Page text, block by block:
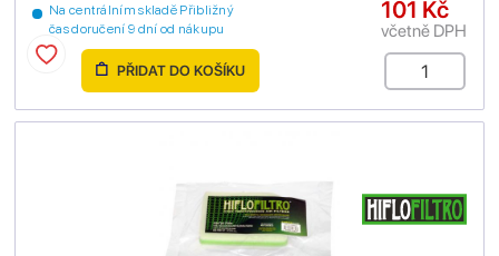
Na centrálním skladě Přibližný
čas doručení 9 dní od nákupu
101 Kč
včetně DPH
PŘIDAT DO KOŠÍKU